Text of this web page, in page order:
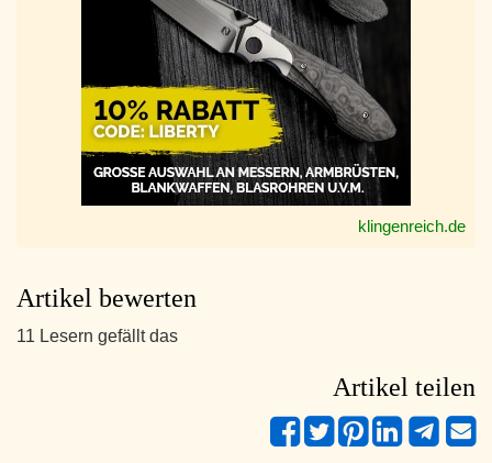
klingenreich.de
Artikel bewerten
11 Lesern gefällt das
Artikel teilen